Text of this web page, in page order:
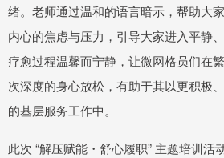
绪。老师通过温和的语言暗示，帮助大
内心的焦虑与压力，引导大家进入平静
疗愈过程温馨而宁静，让微网格员们在
次深度的身心放松，有助于其以更积极
的基层服务工作中。
此次 “解压赋能・舒心履职” 主题培训活